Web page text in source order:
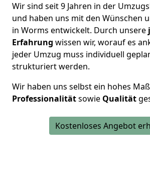
Wir sind seit 9 Jahren in der
und haben uns mit den Wünschen
in Worms entwickelt. Durch unsere
Erfahrung wissen wir, worauf es
jeder Umzug muss individuell
strukturiert werden.
Wir haben uns selbst ein hohes
Professionalitätsowie Qualität
Kostenloses Angebot